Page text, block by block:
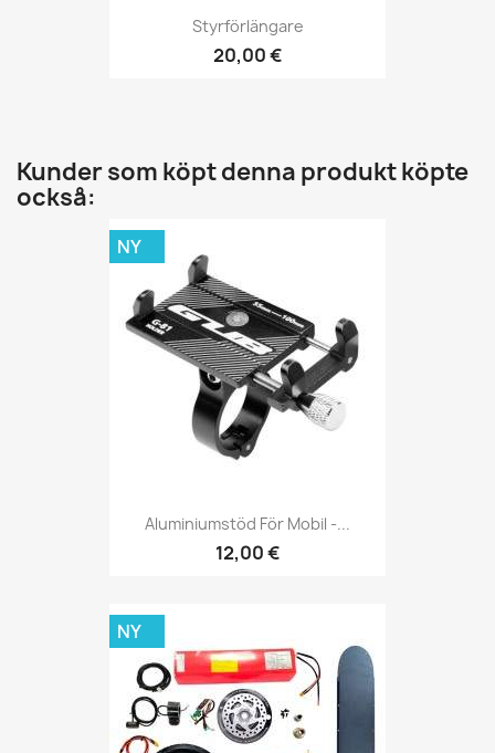
Styrförlängare
20,00 €
Kunder som köpt denna produkt köpte
också:
Aluminiumstöd För Mobil -...
12,00 €
NY
NY